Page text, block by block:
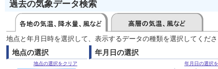
過去の気象データ検索
地点と年月日時を選択して、表示するデータの種類を選択してくだ
地点の選択
地点の選択をクリア
年月日の選択
年月日の選択